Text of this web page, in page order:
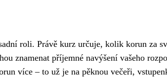
roli. Právě kurz určuje, kolik korun za
znamenat příjemné navýšení vašeho
více – to už je na pěknou večeři,